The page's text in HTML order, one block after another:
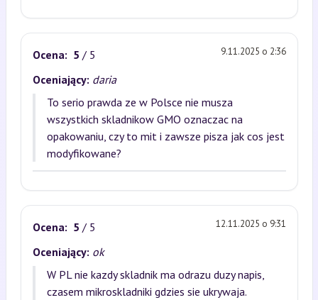
Ocena: 5 / 5 9.11.2025 o 2:36
Oceniający: daria
To serio prawda ze w Polsce nie musza
wszystkich skladnikow GMO oznaczac na
opakowaniu, czy to mit i zawsze pisza jak cos jest
modyfikowane?
Ocena: 5 / 5 12.11.2025 o 9:31
Oceniający: ok
W PL nie kazdy skladnik ma odrazu duzy napis,
czasem mikroskladniki gdzies sie ukrywaja.